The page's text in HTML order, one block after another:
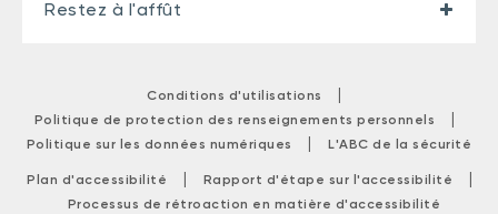
Restez à l'affût
Conditions d'utilisations |
Politique de protection des renseignements personnels |
Politique sur les données numériques | L'ABC de la sécurité
Plan d'accessibilité | Rapport d'étape sur l'accessibilité |
Processus de rétroaction en matière d'accessibilité